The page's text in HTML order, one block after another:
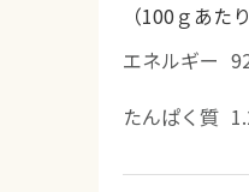
（100ｇあた
エネルギー
たんぱく質